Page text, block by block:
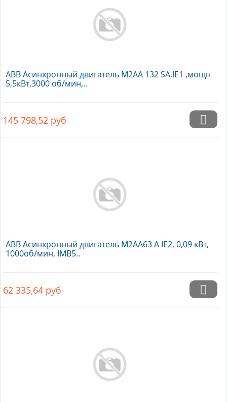
ABB Асинхронный двигатель M2AA 132 SA,IE1 ,мощн
5,5кВт,3000 об/мин,..
145 798,52 руб
ABB Асинхронный двигатель M2AA63 A IE2, 0,09 кВт,
1000об/мин, IMB5..
62 335,64 руб